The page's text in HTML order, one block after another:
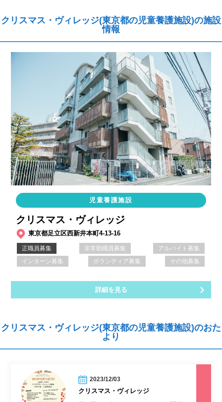
クリスマス・ヴィレッジ(東京都の児童養護施設)の施設
情報
児童養護施設
クリスマス・ヴィレッジ
東京都足立区西新井本町4-13-16
正職員募集 非常勤職員募集
アルバイト募集
インターン募集
ボランティア募集 その他募集
詳細を見る
クリスマス・ヴィレッジ(東京都の児童養護施設)のおた
より
2023/12/03
クリスマス・ヴィレッジ